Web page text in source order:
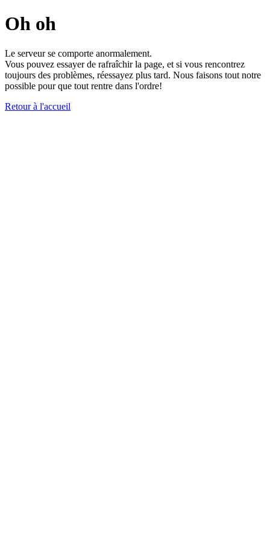
Oh oh
Le serveur se comporte anormalement.
Vous pouvez essayer de rafraîchir la page, et si vous rencontrez
toujours des problèmes, réessayez plus tard. Nous faisons tout notre
possible pour que tout rentre dans l'ordre!
Retour à l'accueil